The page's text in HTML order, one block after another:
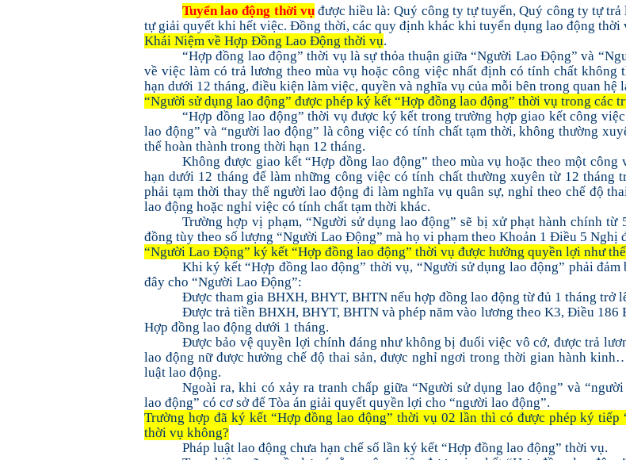
Tuyển lao động thời vụđược hiều là: Quý công ty tự tuyển, Quý công ty tự
tự giải quyết khi hết việc. Đồng thời, các quy định khác khi tuyển dụng lao động thời
Khái Niệm về Hợp Đồng Lao Động thời vụ.
“Hợp đồng lao động” thời vụ là sự thỏa thuận giữa “Người Lao Động” và
về việc làm có trả lương theo mùa vụ hoặc công việc nhất định có tính chất không
hạn dưới 12 tháng, điều kiện làm việc, quyền và nghĩa vụ của mỗi bên trong quan hệ
“Người sử dụng lao động” được phép ký kết “Hợp đồng lao động” thời vụ trong các
“Hợp đồng lao động” thời vụ được ký kết trong trường hợp giao kết công
lao động” và “người lao động” là công việc có tính chất tạm thời, không thường
thể hoàn thành trong thời hạn 12 tháng.
Không được giao kết “Hợp đồng lao động” theo mùa vụ hoặc theo một
hạn dưới 12 tháng để làm những công việc có tính chất thường xuyên từ 12 tháng
phải tạm thời thay thế người lao động đi làm nghĩa vụ quân sự, nghỉ theo chế độ
lao động hoặc nghỉ việc có tính chất tạm thời khác.
Trường hợp vị phạm, “Người sử dụng lao động” sẽ bị xử phạt hành chính từ
đồng tùy theo số lượng “Người Lao Động” mà họ vi phạm theo Khoản 1 Điều 5 Nghị
“Người Lao Động” ký kết “Hợp đồng lao động” thời vụ được hưởng quyền lợi như
Khi ký kết “Hợp đồng lao động” thời vụ, “Người sử dụng lao động” phải đảm
đây cho “Người Lao Động”:
Được tham gia BHXH, BHYT, BHTN nếu hợp đồng lao động từ đủ 1 tháng trở
Được trả tiền BHXH, BHYT, BHTN và phép năm vào lương theo K3, Điều 186
Hợp đồng lao động dưới 1 tháng.
Được bảo vệ quyền lợi chính đáng như không bị đuổi việc vô cớ, được trả
lao động nữ được hưởng chế độ thai sản, được nghỉ ngơi trong thời gian hành
luật lao động.
Ngoài ra, khi có xảy ra tranh chấp giữa “Người sử dụng lao động” và
lao động” có cơ sở để Tòa án giải quyết quyền lợi cho “người lao động”.
Trường hợp đã ký kết “Hợp đồng lao động” thời vụ 02 lần thì có được phép ký tiếp
thời vụ không?
Pháp luật lao động chưa hạn chế số lần ký kết “Hợp đồng lao động” thời vụ.